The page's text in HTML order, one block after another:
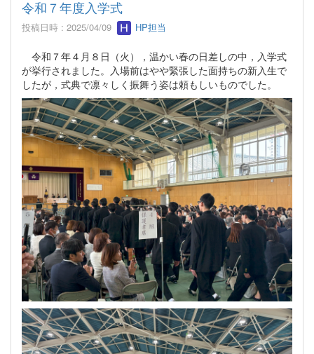
令和７年度入学式
投稿日時 : 2025/04/09 HP担当
令和７年４月８日（火），温かい春の日差しの中，入学式
が挙行されました。入場前はやや緊張した面持ちの新入生で
したが，式典で凛々しく振舞う姿は頼もしいものでした。